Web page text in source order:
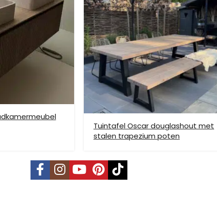
verzendmethode te kiezen. Het kan voorkomen dat u een handje
is niet mogelijk. Dient je meubel met een verhuislift op de
op etage rekenen wij hier extra kosten voor, prijs op
mogelijk. Kleine pakketten kunnen via DHL verstuurd worden,
Terschelling, Ameland,
Tuintafel Oscar douglashout met
stalen trapezium poten